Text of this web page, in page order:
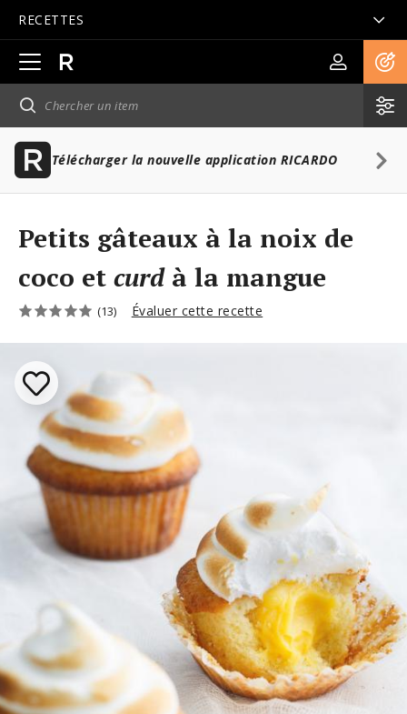
RECETTES
Ouvrir
la
navigation
principale
Télécharger la nouvelle application RICARDO
Petits gâteaux à la noix de
coco et curdà la mangue
(13) Évaluer cette recette